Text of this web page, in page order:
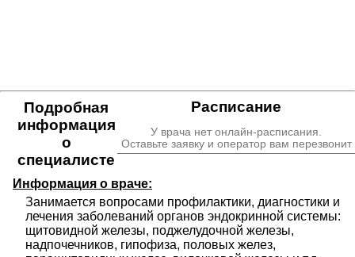
Расписание
У врача нет онлайн-расписания.
Оставьте заявку и оператор вам перезвонит
Подробная
информация
о
специалисте
Информация о враче:
Занимается вопросами профилактики, диагностики и
лечения заболеваний органов эндокринной системы:
щитовидной железы, поджелудочной железы,
надпочечников, гипофиза, половых желез,